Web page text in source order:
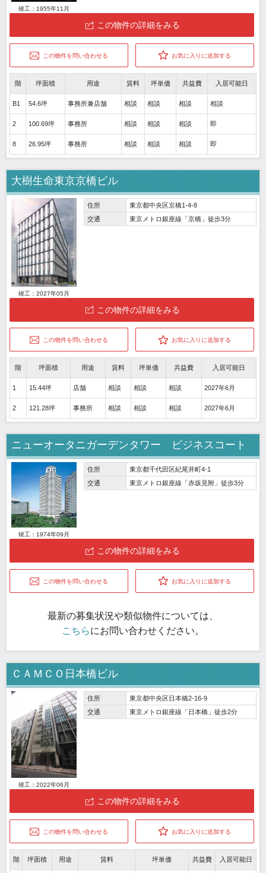
竣工：1955年11月
この物件の詳細をみる
この物件を問い合わせる お気に入りに追加する
階 坪面積 用途 賃料 坪単価 共益費 入居可能日
B1 54.6坪 事務所兼店舗 相談 相談 相談 相談
2 100.69坪 事務所 相談 相談 相談 即
8 26.95坪 事務所 相談 相談 相談 即
大樹生命東京京橋ビル
竣工：2027年05月
住所
東京都中央区京橋1-4-8
交通
東京メトロ銀座線「京橋」徒歩3分
この物件の詳細をみる
この物件を問い合わせる お気に入りに追加する
階 坪面積 用途 賃料 坪単価 共益費 入居可能日
1 15.44坪 店舗 相談 相談 相談 2027年6月
2 121.28坪 事務所 相談 相談 相談 2027年6月
ニューオータニガーデンタワー ビジネスコート
竣工：1974年09月
住所
東京都千代田区紀尾井町4-1
交通
東京メトロ銀座線「赤坂見附」徒歩3分
この物件の詳細をみる
この物件を問い合わせる お気に入りに追加する
最新の募集状況や類似物件については、
こちらにお問い合わせください。
ＣＡＭＣＯ日本橋ビル
竣工：2022年06月
住所
東京都中央区日本橋2-16-9
交通
東京メトロ銀座線「日本橋」徒歩2分
この物件の詳細をみる
この物件を問い合わせる お気に入りに追加する
階 坪面積 用途 賃料 坪単価 共益費 入居可能日